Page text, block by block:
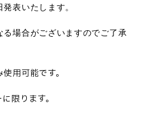
発表いたし ます。
場合がございますのでご了承
用可能です。
限ります。